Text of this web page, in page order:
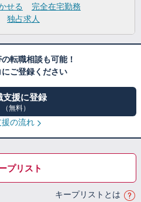
せる
完全在宅勤務
独占求人
転職相談も可能！
ご登録ください
支援に登録
（無料）
の流れ
プリスト
キープリストとは